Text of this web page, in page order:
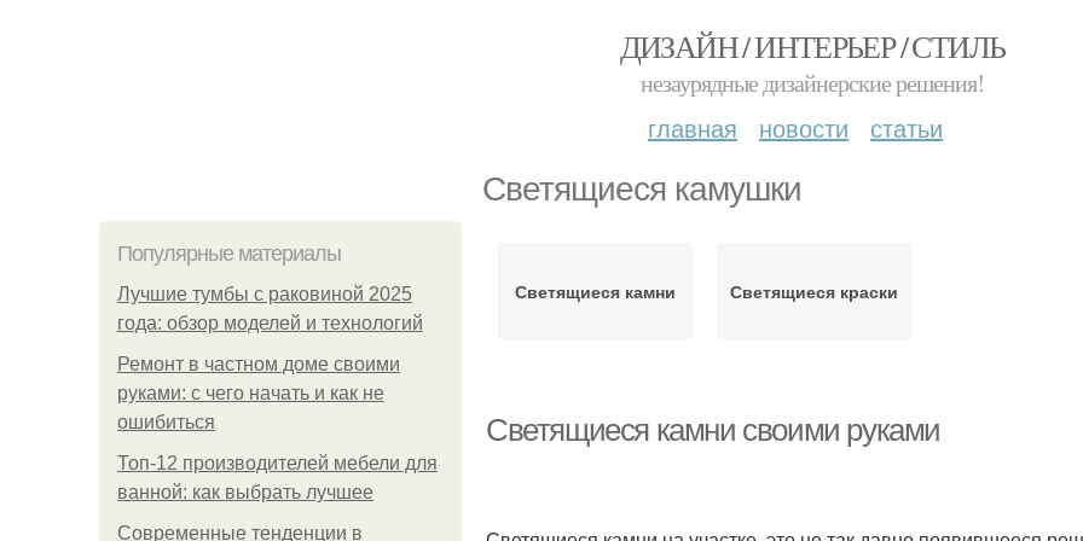
ДИЗАЙН / ИНТЕРЬЕР / СТИЛЬ
незаурядные дизайнерские решения!
главная новости статьи
Светящиеся камушки
Популярные материалы
Лучшие тумбы с раковиной 2025
года: обзор моделей и технологий
Ремонт в частном доме своими
руками: с чего начать и как не
ошибиться
Топ-12 производителей мебели для
ванной: как выбрать лучшее
Современные тенденции в
Светящиеся камни Светящиеся краски
Светящиеся камни своими руками